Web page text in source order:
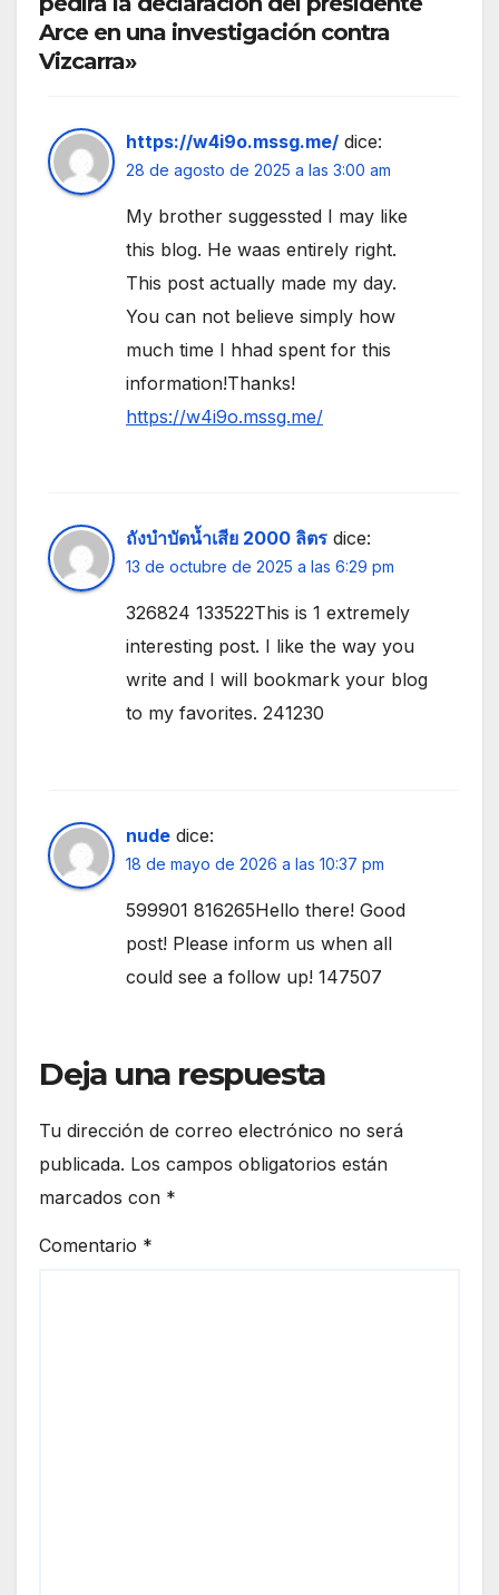
Arce en una investigación contra
Vizcarra»
https://w4i9o.mssg.me/ dice:
28 de agosto de 2025 a las 3:00 am
My brother suggessted I may like
this blog. He waas entirely right.
This post actually made my day.
You can not believe simply how
much time I hhad spent for this
information!Thanks!
https://w4i9o.mssg.me/
ถังบำบัดน้ำเสีย 2000 ลิตร dice:
13 de octubre de 2025 a las 6:29 pm
326824 133522This is 1 extremely
interesting post. I like the way you
write and I will bookmark your blog
to my favorites. 241230
nude dice:
18 de mayo de 2026 a las 10:37 pm
599901 816265Hello there! Good
post! Please inform us when all
could see a follow up! 147507
Deja una respuesta
Tu dirección de correo electrónico no será
publicada. Los campos obligatorios están
marcados con *
Comentario *